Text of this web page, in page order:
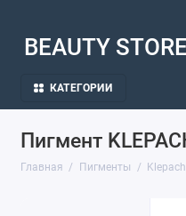
BEAUTY STORE
КАТЕГОРИИ
Пигмент
Главная Пигменты